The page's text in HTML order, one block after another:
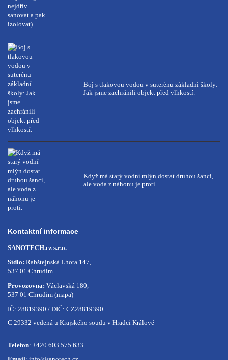
Boj s tlakovou vodou v suterénu základní školy:
Jak jsme zachránili objekt před vlhkostí.
Když má starý vodní mlýn dostat druhou šanci,
ale voda z náhonu je proti.
Kontaktní informace
SANOTECH.cz s.r.o.
Sídlo: Rabštejnská Lhota 147,
537 01 Chrudim
Provozovna: Václavská 180,
537 01 Chrudim (mapa)
IČ: 28819390 / DIČ: CZ28819390
C 29332 vedená u Krajského soudu v Hradci Králové
Telefon: +420 603 575 633